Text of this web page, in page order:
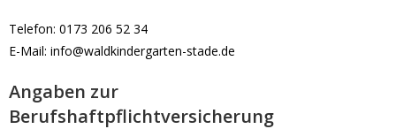
Telefon: 0173 206 52 34
E-Mail: info@waldkindergarten-stade.de
Angaben zur
Berufshaftpflichtversicherung